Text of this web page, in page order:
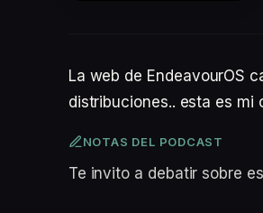
La web de EndeavourOS
distribuciones.. esta es mi
NOTAS DEL PODCAST
Te invito a debatir sobre